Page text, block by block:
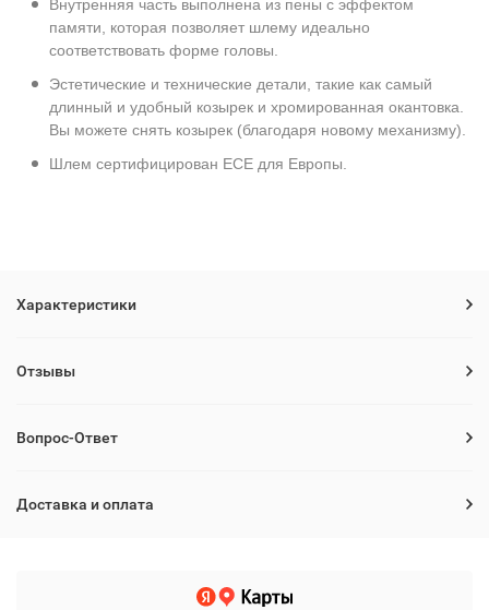
Внутренняя часть выполнена из пены с эффектом
памяти, которая позволяет шлему идеально
соответствовать форме головы.
Эстетические и технические детали, такие как самый
длинный и удобный козырек и хромированная окантовка.
Вы можете снять козырек (благодаря новому механизму).
Шлем сертифицирован ECE для Европы.
Характеристики
Отзывы
Вопрос-Ответ
Доставка и оплата